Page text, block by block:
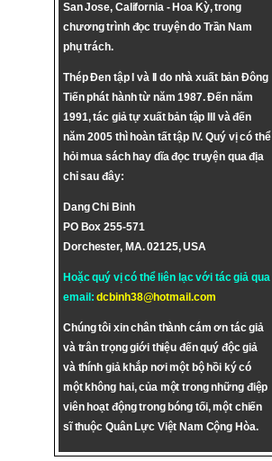
San Jose, California - Hoa Kỳ, trong
chương trình đọc truyện do Trần Nam
phụ trách.
Thép Đen tập I và II do nhà xuất bản Đông
Tiến phát hành từ năm 1987. Đến năm
1991, tác giả tự xuất bản tập III và đến
năm 2005 thì hoàn tất tập IV. Quý vị có thể
hỏi mua sách hay dĩa đọc truyện qua địa
chỉ sau đây:
Dang Chi Binh
PO Box 255-571
Dorchester, MA. 02125, USA
Hoặc quý vị có thể liên lạc với tác giả qua
email:dcbinh38@hotmail.com
Chúng tôi xin chân thành cám ơn tác giả
và trân trọng giới thiệu đến quý độc giả
và thính giả khắp nơi một bộ hồi ký có
một không hai, của một trong những điệp
viên hoạt động trong bóng tối, một chiến
sĩ thuộc Quân Lực Việt Nam Cộng Hòa.